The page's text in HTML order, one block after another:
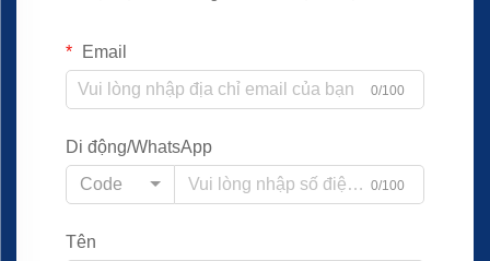
Email
0/100
Di động/WhatsApp
Code
0/100
Tên